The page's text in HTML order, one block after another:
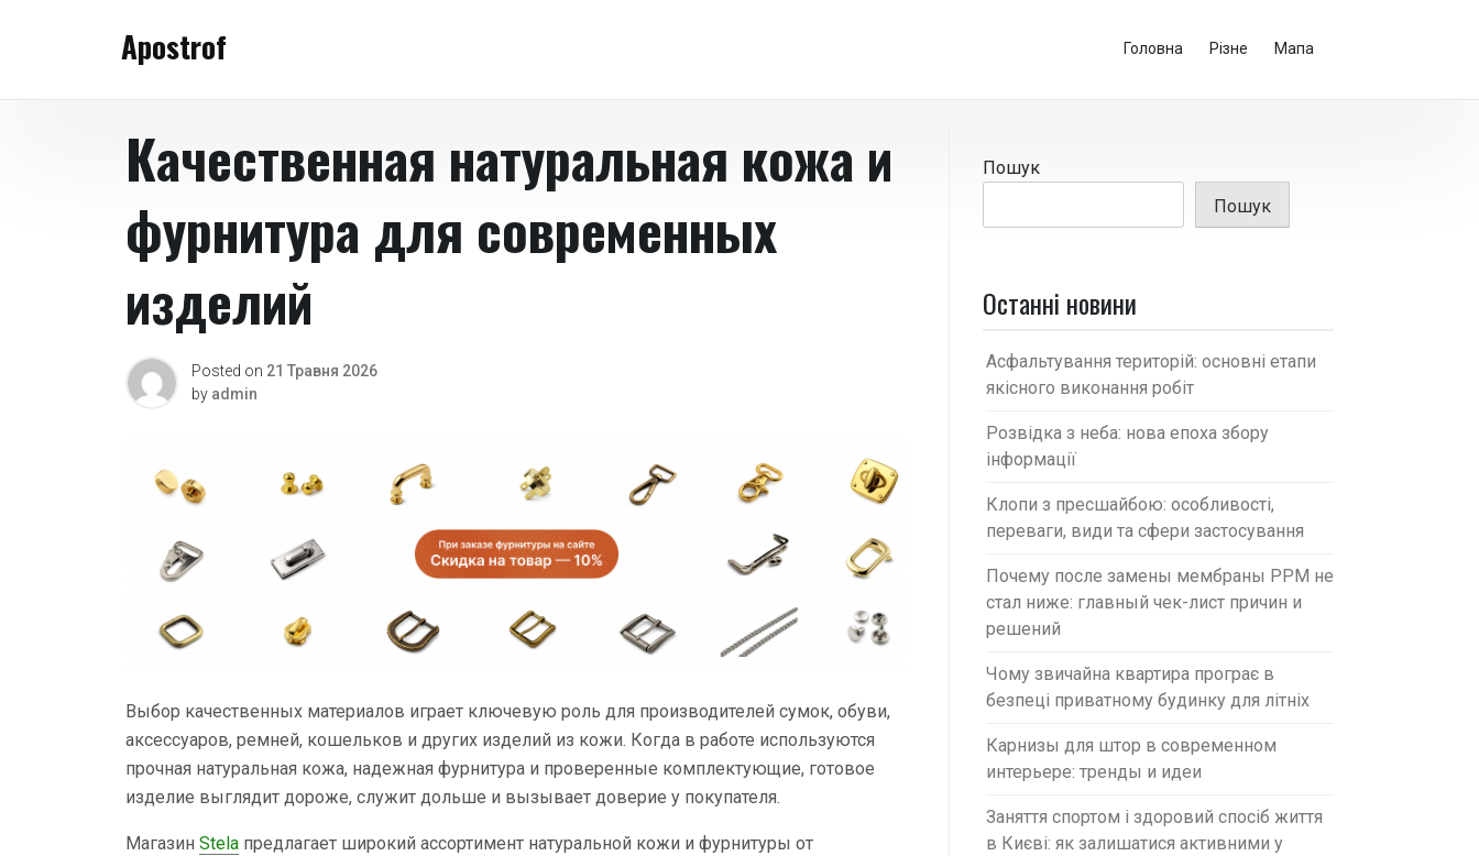
Apostrof Головна Різне Мапа
Качественная натуральная кожа и
фурнитура для современных
изделий
Posted on 21 Травня 2026
by admin
Выбор качественных материалов играет ключевую роль для производителей сумок, обуви,
аксессуаров, ремней, кошельков и других изделий из кожи. Когда в работе используются
прочная натуральная кожа, надежная фурнитура и проверенные комплектующие, готовое
изделие выглядит дороже, служит дольше и вызывает доверие у покупателя.
Магазин Stela предлагает широкий ассортимент натуральной кожи и фурнитуры от
Пошук
Пошук
Останні новини
Асфальтування територій: основні етапи
якісного виконання робіт
Розвідка з неба: нова епоха збору
інформації
Клопи з пресшайбою: особливості,
переваги, види та сфери застосування
Почему после замены мембраны PPM не
стал ниже: главный чек-лист причин и
решений
Чому звичайна квартира програє в
безпеці приватному будинку для літніх
Карнизы для штор в современном
интерьере: тренды и идеи
Заняття спортом і здоровий спосіб життя
в Києві: як залишатися активними у